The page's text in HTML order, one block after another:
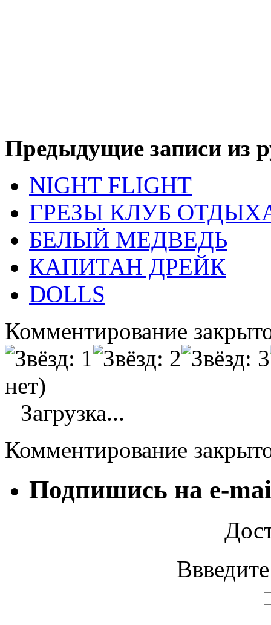
Предыдущие записи из
NIGHT FLIGHT
ГРЕЗЫ КЛУБ
БЕЛЫЙ МЕДВЕДЬ
КАПИТАН ДРЕЙК
DOLLS
Комментирование
нет)
Загрузка...
Комментирование
Подпишись на e-